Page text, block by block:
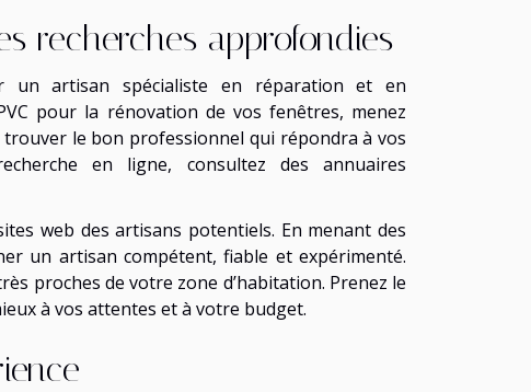
recherches approfondies
un artisan spécialiste en réparation et en
pour la rénovation de vos fenêtres, menez
le bon professionnel qui répondra à vos
en ligne, consultez des annuaires
web des artisans potentiels. En menant des
un artisan compétent, fiable et expérimenté.
proches de votre zone d’habitation. Prenez le
à vos attentes et à votre budget.